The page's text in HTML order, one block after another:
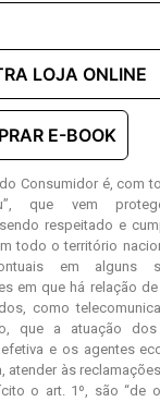
Consumidor é, com
que vem
respeitado e
todo o território
em alguns
em que há relação
como
que a atuação
e os agentes
atender às
o art. 1º, são “de